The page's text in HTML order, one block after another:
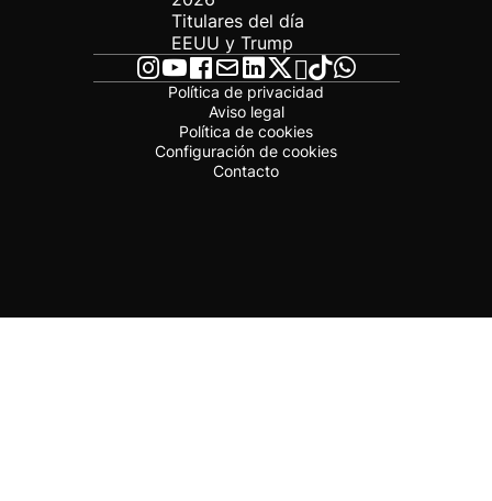
Titulares del día
EEUU y Trump
Política de privacidad
Aviso legal
Política de cookies
Configuración de cookies
Contacto